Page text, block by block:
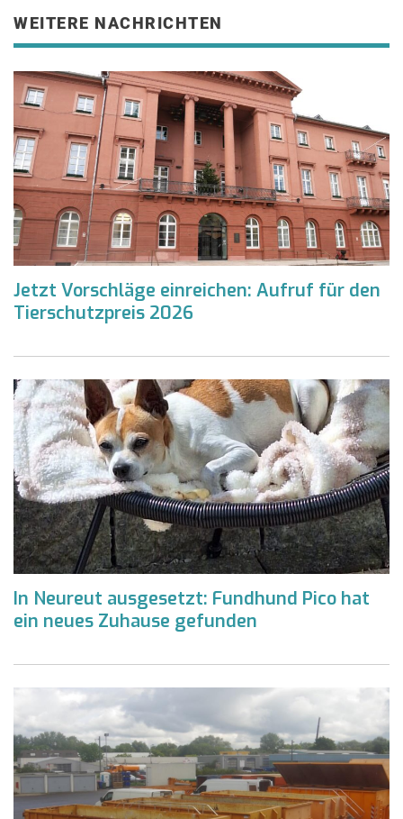
WEITERE NACHRICHTEN
Jetzt Vorschläge einreichen: Aufruf für den
Tierschutzpreis 2026
In Neureut ausgesetzt: Fundhund Pico hat
ein neues Zuhause gefunden